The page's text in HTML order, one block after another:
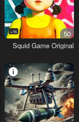
50
16+
Squid Game Original